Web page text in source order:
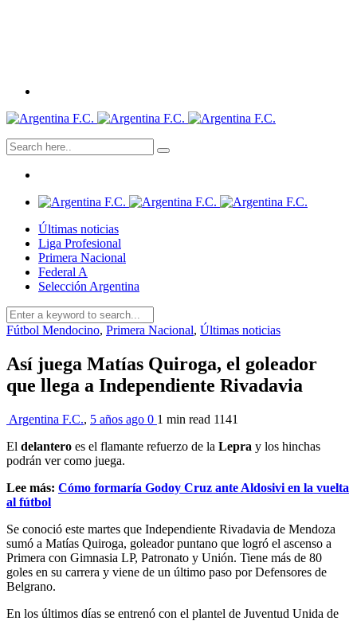
Últimas noticias
Liga Profesional
Primera Nacional
Federal A
Selección Argentina
Fútbol Mendocino, Primera Nacional, Últimas noticias
Así juega Matías Quiroga, el goleador
que llega a Independiente Rivadavia
Argentina F.C., 5 años ago 0 1 min read 1141
El delantero es el flamante refuerzo de la Lepra y los hinchas
podrán ver como juega.
Lee más: Cómo formaría Godoy Cruz ante Aldosivi en la vuelta
al fútbol
Se conoció este martes que Independiente Rivadavia de Mendoza
sumó a Matías Quiroga, goleador puntano que logró el ascenso a
Primera con Gimnasia LP, Patronato y Unión. Tiene más de 80
goles en su carrera y viene de un último paso por Defensores de
Belgrano.
En los últimos días se entrenó con el plantel de Juventud Unida de